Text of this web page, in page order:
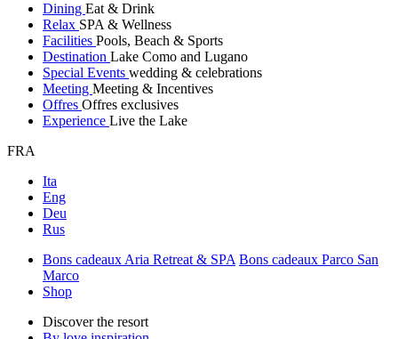
Dining Eat & Drink
Relax SPA & Wellness
Facilities Pools, Beach & Sports
Destination Lake Como and Lugano
Special Events wedding & celebrations
Meeting Meeting & Incentives
Offres Offres exclusives
Experience Live the Lake
FRA
Ita
Eng
Deu
Rus
Bons cadeaux Aria Retreat & SPA Bons cadeaux Parco San
Marco
Shop
Discover the resort